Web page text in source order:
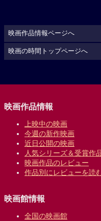
映画作品情報ページへ
映画の時間トップページへ
映画作品情報
上映中の映画
今週の新作映画
近日公開の映画
人気シリーズ＆受賞作
映画作品のレビュー
作品別にレビューを読
映画館情報
全国の映画館